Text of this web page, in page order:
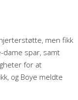
men fikk
dame spar, samt
for at
og Boye meldte